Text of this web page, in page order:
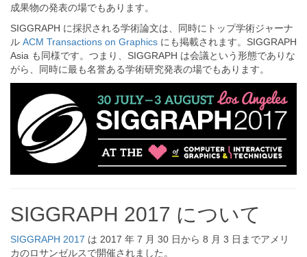
成果物の発表の場でもあります。
SIGGRAPH に採択される学術論文は、同時にトップ学術ジャーナ
ル ACM Transactions on Graphics にも掲載されます。SIGGRAPH
Asia も同様です。つまり、SIGGRAPH は会議という形態でありな
がら、同時に最も名誉ある学術研究発表の場でもあります。
SIGGRAPH 2017 について
SIGGRAPH 2017 は 2017 年 7 月 30 日から 8 月 3 日までアメリ
カのロサンゼルスで開催されました。